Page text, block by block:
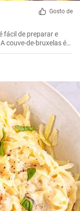
Gosto de
fácil de preparar e
couve-de-bruxelas é
no forno até ficar